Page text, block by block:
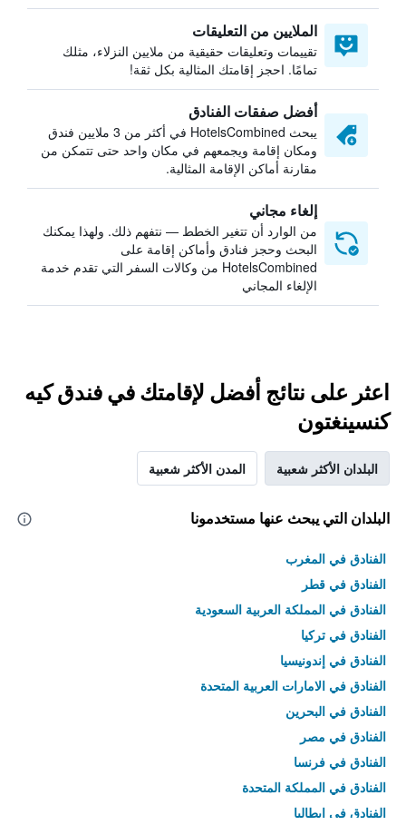
الملايين من التعليقات
تقييمات وتعليقات حقيقية من ملايين النزلاء، مثلك
تمامًا. احجز إقامتك المثالية بكل ثقة!
أفضل صفقات الفنادق
يبحث HotelsCombined في أكثر من 3 ملايين فندق
ومكان إقامة ويجمعهم في مكان واحد حتى تتمكن من
مقارنة أماكن الإقامة المثالية.
إلغاء مجاني
من الوارد أن تتغير الخطط — نتفهم ذلك. ولهذا يمكنك
البحث وحجز فنادق وأماكن إقامة على
HotelsCombined من وكالات السفر التي تقدم خدمة
الإلغاء المجاني
اعثر على نتائج أفضل لإقامتك في فندق كيه
كنسينغتون
البلدان الأكثر شعبية المدن الأكثر شعبية
البلدان التي يبحث عنها مستخدمونا
الفنادق في المغرب
الفنادق في قطر
الفنادق في المملكة العربية السعودية
الفنادق في تركيا
الفنادق في إندونيسيا
الفنادق في الامارات العربية المتحدة
الفنادق في البحرين
الفنادق في مصر
الفنادق في فرنسا
الفنادق في المملكة المتحدة
الفنادق في إيطاليا